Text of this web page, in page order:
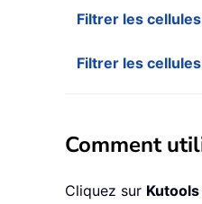
Filtrer les
Filtrer les
Comment
Cliquez sur Kutools